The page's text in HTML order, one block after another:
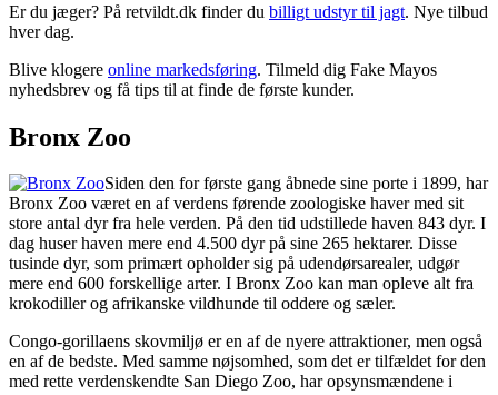
Er du jæger? På retvildt.dk finder du billigt udstyr til jagt. Nye tilbud
hver dag.
Blive klogere online markedsføring. Tilmeld dig Fake Mayos
nyhedsbrev og få tips til at finde de første kunder.
Bronx Zoo
Siden den for første gang åbnede sine porte i 1899, har
Bronx Zoo været en af verdens førende zoologiske haver med sit
store antal dyr fra hele verden. På den tid udstillede haven 843 dyr. I
dag huser haven mere end 4.500 dyr på sine 265 hektarer. Disse
tusinde dyr, som primært opholder sig på udendørsarealer, udgør
mere end 600 forskellige arter. I Bronx Zoo kan man opleve alt fra
krokodiller og afrikanske vildhunde til oddere og sæler.
Congo-gorillaens skovmiljø er en af de nyere attraktioner, men også
en af de bedste. Med samme nøjsomhed, som det er tilfældet for den
med rette verdenskendte San Diego Zoo, har opsynsmændene i